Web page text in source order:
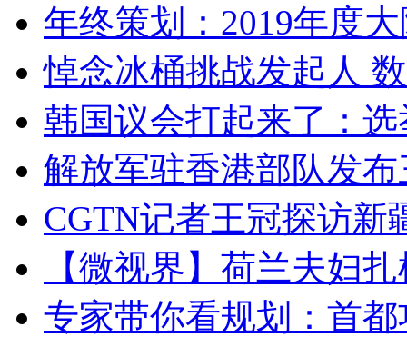
年终策划：2019年度
悼念冰桶挑战发起人
韩国议会打起来了：
解放军驻香港部队发
CGTN记者王冠探访新
【微视界】荷兰夫妇
专家带你看规划：首